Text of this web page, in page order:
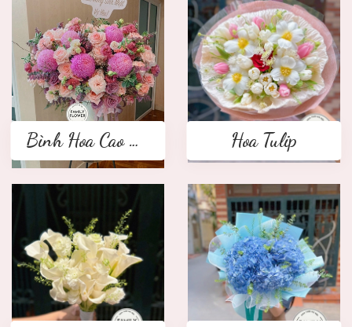
Bình Hoa Cao Cấp Hoa Tulip